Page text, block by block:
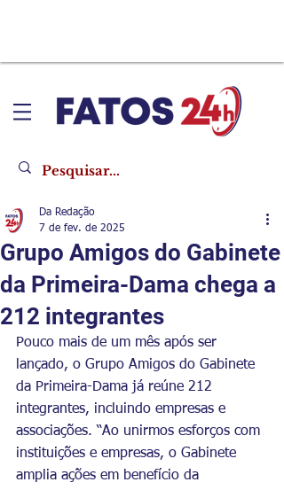
​Grupo Amigos do Gabinete
da Primeira-Dama chega a
212 integrantes
Da Redação
7 de fev. de 2025
Pouco mais de um mês após ser
lançado, o Grupo Amigos do Gabinete
da Primeira-Dama já reúne 212
integrantes, incluindo empresas e
associações. “Ao unirmos esforços com
instituições e empresas, o Gabinete
amplia ações em benefício da